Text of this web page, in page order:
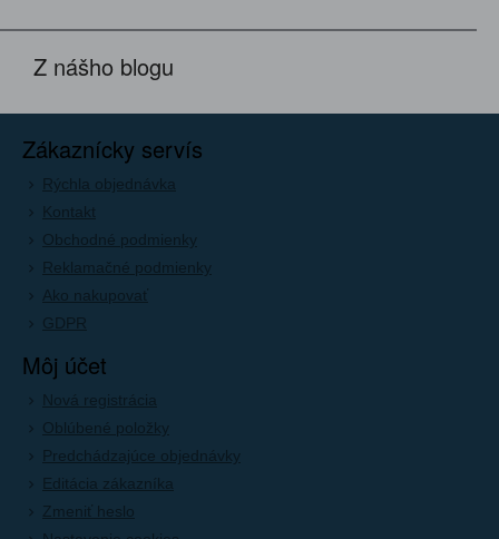
Z nášho blogu
Zákaznícky servís
Rýchla objednávka
Kontakt
Obchodné podmienky
Reklamačné podmienky
Ako nakupovať
GDPR
Môj účet
Nová registrácia
Oblúbené položky
Predchádzajúce objednávky
Editácia zákazníka
Zmeniť heslo